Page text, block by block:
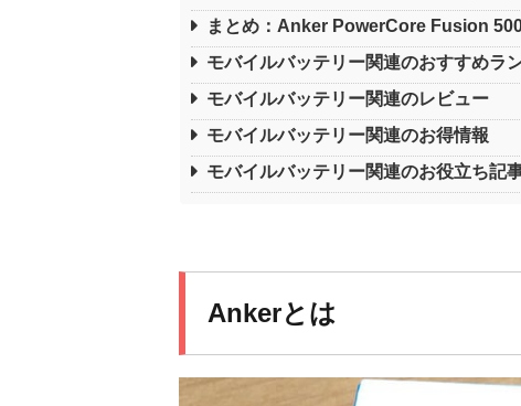
まとめ：Anker PowerCore Fusion
モバイルバッテリー関連のおすすめラ
モバイルバッテリー関連のレビュー
モバイルバッテリー関連のお得情報
モバイルバッテリー関連のお役立ち記
Ankerとは